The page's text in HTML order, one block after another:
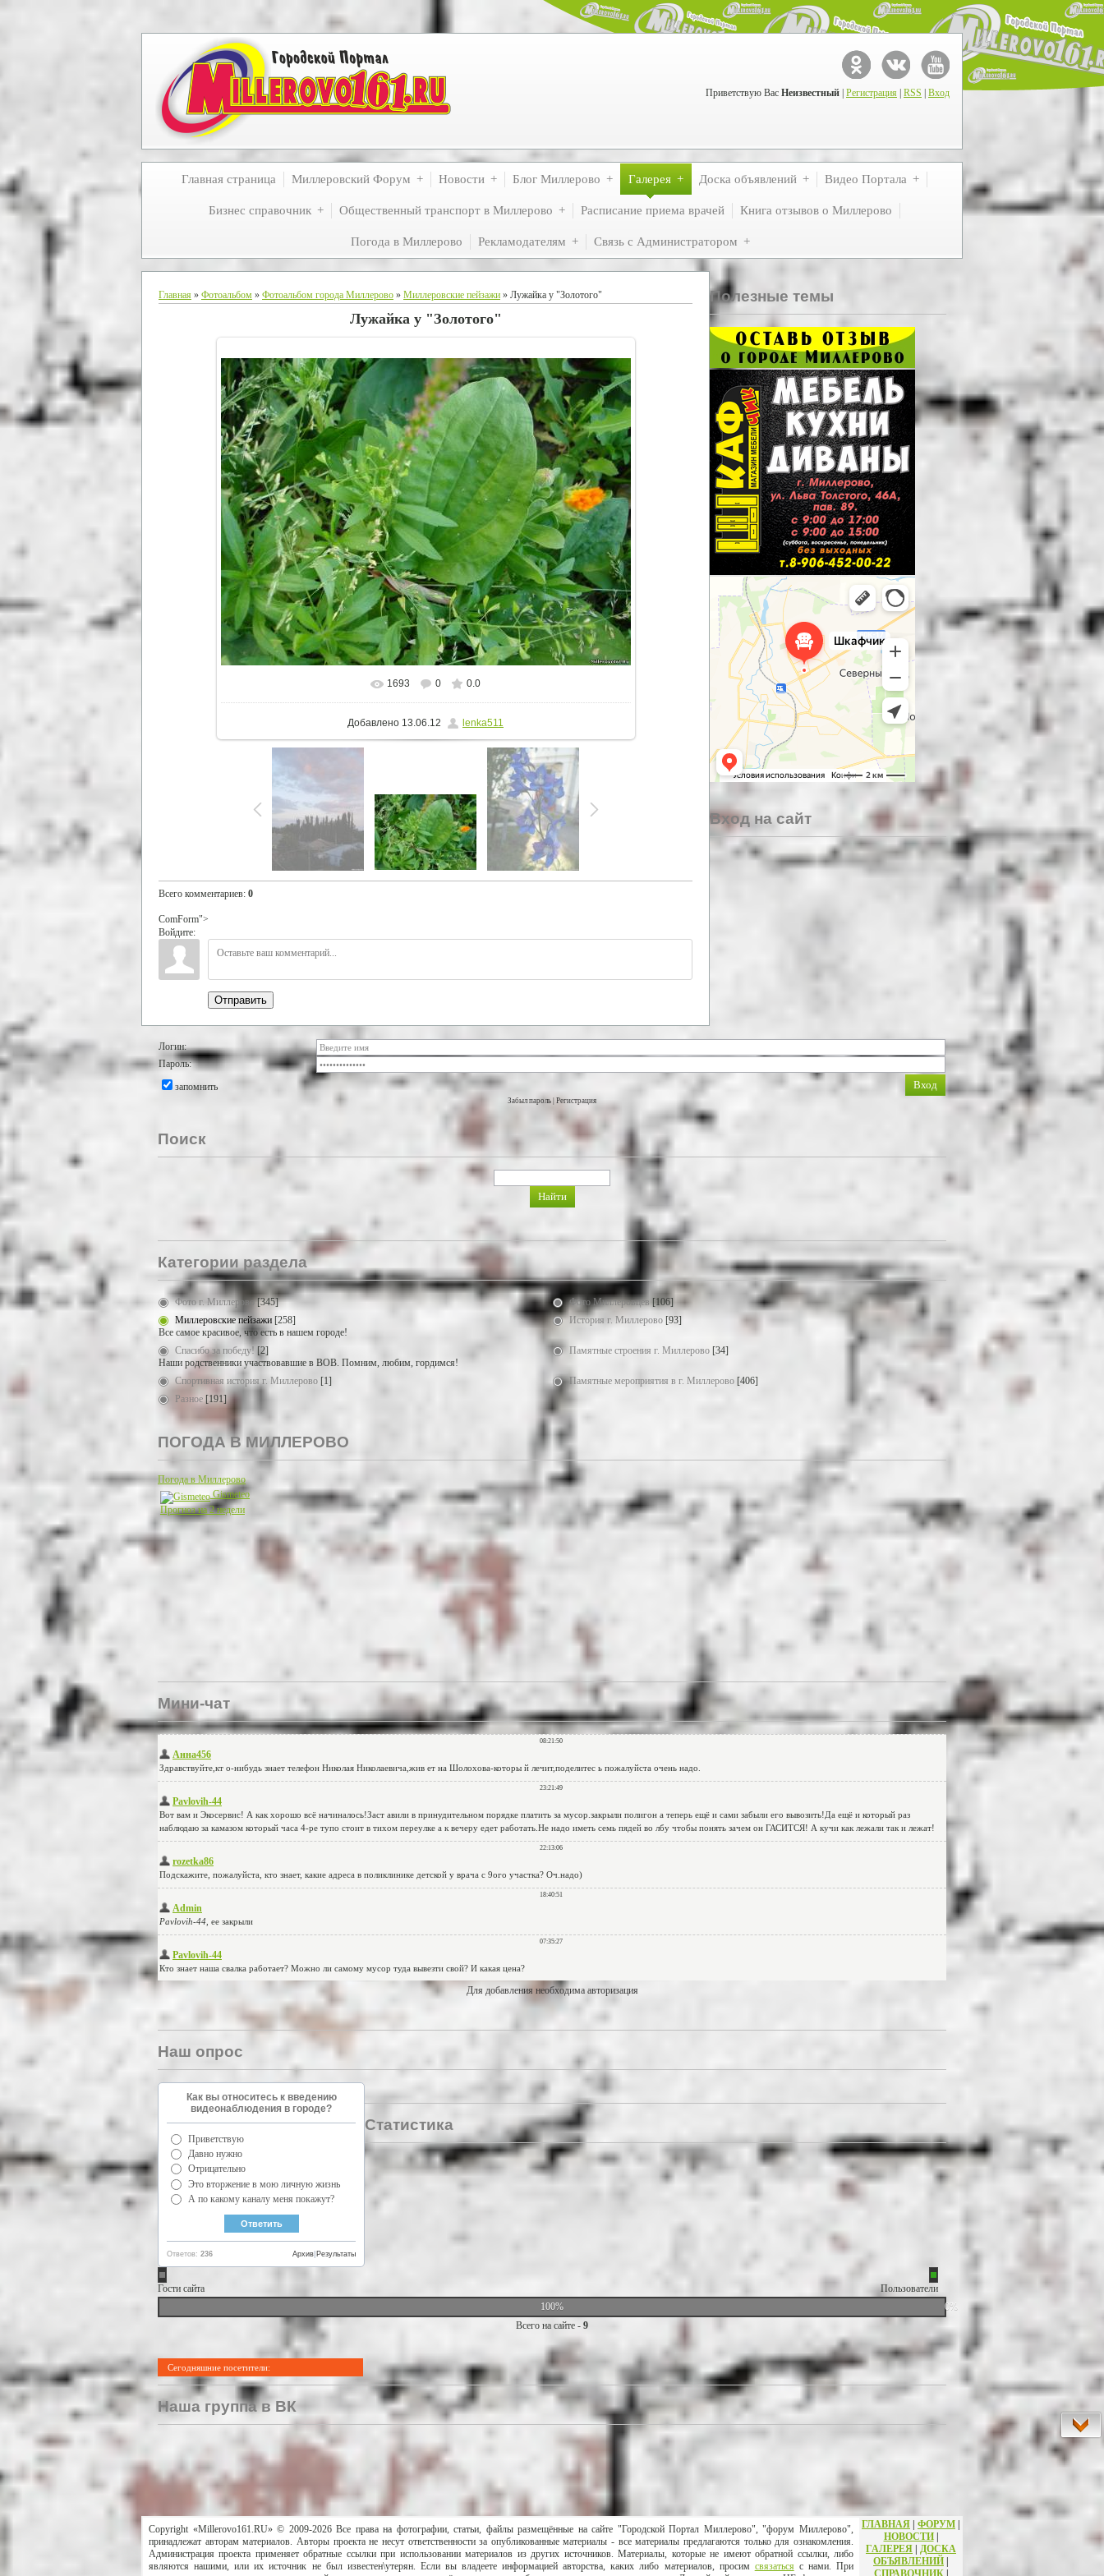
Приветствую Вас Неизвестный Регистрация RSS Вход
Главная страница Миллеровский Форум Новости Блог Миллерово Галерея Доска объявлений Видео Портала
Бизнес справочник Общественный транспорт в Миллерово Расписание приема врачей Книга отзывов о Миллерово
Погода в Миллерово Рекламодателям Связь с Администратором
Главная » Фотоальбом » Фотоальбом города Миллерово » Миллеровские пейзажи » Лужайка у "Золотого"
Лужайка у "Золотого"
В реальном размере 1100x825
1693 0 0.0
Добавлено 13.06.12 lenka511
Всего комментариев: 0
ComForm">
Войдите:
Отправить
Полезные темы
Вход на сайт
Логин:
Пароль:
запомнить
Забыл пароль Регистрация
Поиск
Категории раздела
Фото г. Миллерово [345] Фото Миллеровцев [106]
Миллеровские пейзажи [258]
Все самое красивое, что есть в нашем городе!
История г. Миллерово [93]
Спасибо за победу! [2]
Наши родственники участвовавшие в ВОВ. Помним, любим, гордимся!
Памятные строения г. Миллерово [34]
Спортивная история г. Миллерово [1] Памятные мероприятия в г. Миллерово [406]
Разное [191]
ПОГОДА В МИЛЛЕРОВО
Погода в Миллерово
Gismeteo
Прогноз на 2 недели
Мини-чат
Для добавления необходима авторизация
Наш опрос
Как вы относитесь к введению
видеонаблюдения в городе?
Приветствую
Давно нужно
Отрицательно
Это вторжение в мою личную жизнь
А по какому каналу меня покажут?
Ответов: 236 Результаты
Архив
Статистика
Гости сайта
Пользователи
100%
0%
Всего на сайте - 9
Сегодняшние посетители:
Наша группа в ВК
Copyright «Millerovo161.RU» © 2009-2026 Все права на фотографии, статьи, файлы размещённые на сайте "Городской Портал Миллерово", "форум Миллерово",
принадлежат авторам материалов. Авторы проекта не несут ответственности за опубликованные материалы - все материалы предлагаются только для ознакомления.
Администрация проекта применяет обратные ссылки при использовании материалов из других источников. Материалы, которые не имеют обратной ссылки, либо
являются нашими, или их источник не был известен\утерян. Если вы владеете информацией авторства, каких либо материалов, просим связатьсяс нами. При
ГЛАВНАЯ | ФОРУМ |
НОВОСТИ|
ГАЛЕРЕЯ | ДОСКА
ОБЪЯВЛЕНИЙ |
СПРАВОЧНИК|